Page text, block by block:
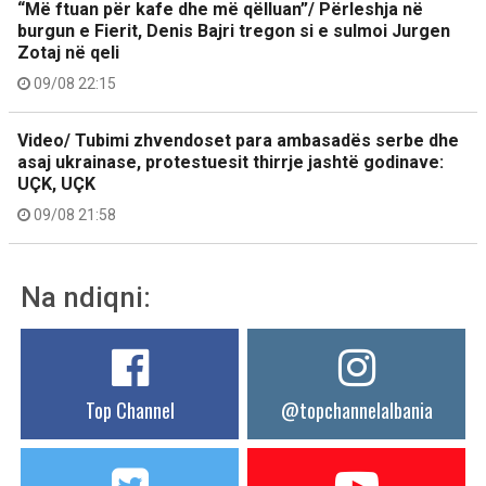
“Më ftuan për kafe dhe më qëlluan”/ Përleshja në
burgun e Fierit, Denis Bajri tregon si e sulmoi Jurgen
Zotaj në qeli
09/08 22:15
Video/ Tubimi zhvendoset para ambasadës serbe dhe
asaj ukrainase, protestuesit thirrje jashtë godinave:
UÇK, UÇK
09/08 21:58
Na ndiqni:
Top Channel @topchannelalbania